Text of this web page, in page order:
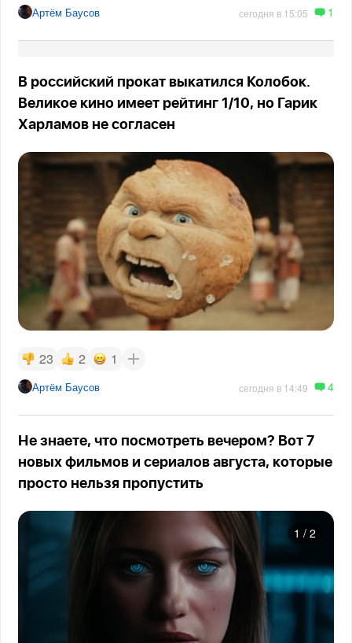
Артём Баусов сегодня в 15:05 1
В российский прокат выкатился Колобок.
Великое кино имеет рейтинг 1/10, но Гарик
Харламов не согласен
23 2 1
Артём Баусов сегодня в 14:49 4
Не знаете, что посмотреть вечером? Вот 7
новых фильмов и сериалов августа, которые
просто нельзя пропустить
1 / 2